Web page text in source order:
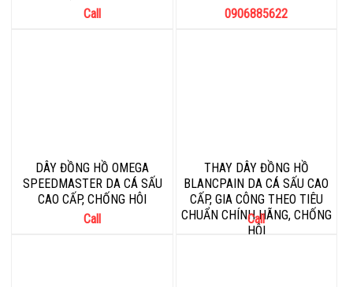
Call
0906885622
DÂY ĐỒNG HỒ OMEGA
SPEEDMASTER DA CÁ SẤU
CAO CẤP, CHỐNG HÔI
Call
THAY DÂY ĐỒNG HỒ
BLANCPAIN DA CÁ SẤU CAO
CẤP, GIA CÔNG THEO TIÊU
CHUẨN CHÍNH HÃNG, CHỐNG
HÔI
Call